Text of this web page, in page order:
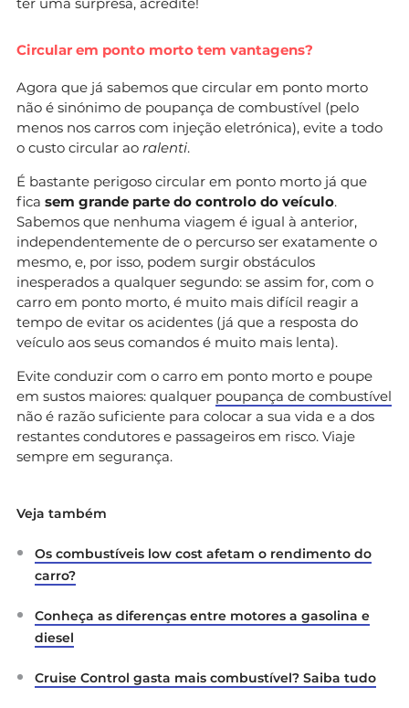
Circular em ponto morto tem vantagens?
Agora que já sabemos que circular em ponto morto
não é sinónimo de poupança de combustível (pelo
menos nos carros com injeção eletrónica), evite a todo
o custo circular ao ralenti.
É bastante perigoso circular em ponto morto já que
fica sem grande parte do controlo do veículo.
Sabemos que nenhuma viagem é igual à anterior,
independentemente de o percurso ser exatamente o
mesmo, e, por isso, podem surgir obstáculos
inesperados a qualquer segundo: se assim for, com o
carro em ponto morto, é muito mais difícil reagir a
tempo de evitar os acidentes (já que a resposta do
veículo aos seus comandos é muito mais lenta).
Evite conduzir com o carro em ponto morto e poupe
em sustos maiores: qualquer poupança de combustível
não é razão suficiente para colocar a sua vida e a dos
restantes condutores e passageiros em risco. Viaje
sempre em segurança.
Veja também
Os combustíveis low cost afetam o rendimento do
carro?
Conheça as diferenças entre motores a gasolina e
diesel
Cruise Control gasta mais combustível? Saiba tudo